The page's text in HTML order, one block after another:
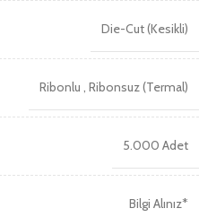
Die-Cut (Kesikli)
Ribonlu , Ribonsuz (Termal)
5.000 Adet
Bilgi Alınız*